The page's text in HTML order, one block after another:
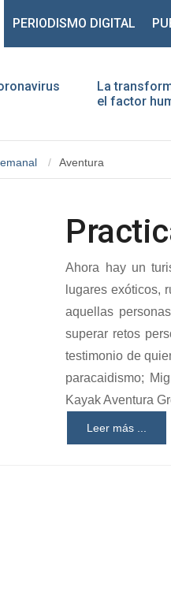
PERIODISMO DIGITAL
La
el factor
Aventura
Ahora hay un
lugares exóticos,
aquellas
superar retos
testimonio de
paracaidismo;
Kayak Aventura
Leer más ...